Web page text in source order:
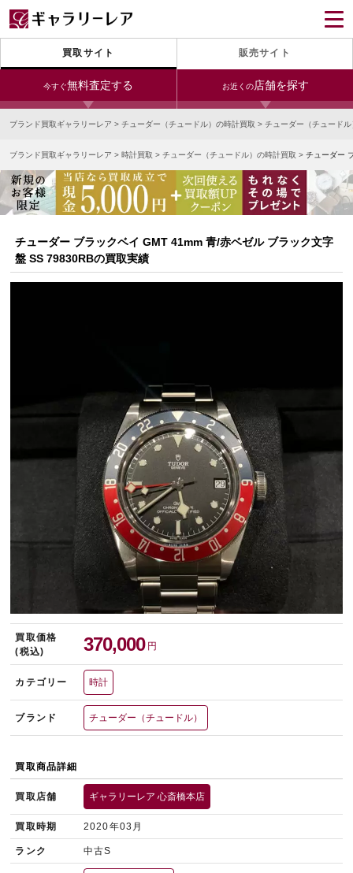
買取サイト 販売サイト
今すぐ無料査定する お近くの店舗を探す
24時間受付（対応時間10:00～19:00）
宅配買取を申し込む
無料の宅配キットをお届けします
今すぐ電話査定
受付時間 10:00～19:00
銀座本店 青山表参道店 新宿東口店
小田急新宿店 LAB東京 名古屋大須店
なんば店 神戸元町(三宮)店
宅配買取を申し込む
無料の宅配キットをお届けします
ブランド買取ギャラリーレア > チューダー（チュードル）の時計買取 > チューダー（チュード
ブランド買取ギャラリーレア > 時計買取 > チューダー（チュードル）の時計買取 > チューダー
チューダー ブラックベイ GMT 41mm 青/赤ベゼル ブラック文字
盤 SS 79830RBの買取実績
買取価格
(税込)
370,000 円
カテゴリー 時計
ブランド チューダー（チュードル）
買取商品詳細
買取店舗 ギャラリーレア 心斎橋本店
買取時期 2020年03月
ランク 中古S